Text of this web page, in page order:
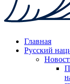
Главная
Русский